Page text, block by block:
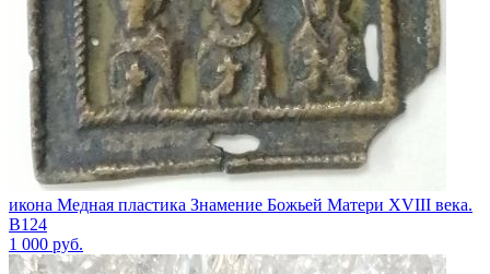
икона Медная пластика Знамение Божьей Матери XVIII века.
В124
1 000 руб.